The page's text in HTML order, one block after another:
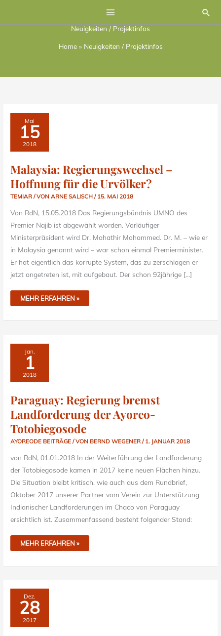
Neuigkeiten / Projektinfos
Home » Neuigkeiten / Projektinfos
Mai
15
2018
Malaysia: Regierungswechsel –
Hoffnung für die Urvölker?
TEMIAR / VONARNE SALISCH/ 15. MAI 2018
Von RdN, 15.05.2018 Das Regierungsbündnis UMNO des
Premier Najib ist abgewählt worden. Vorläufiger
Ministerpräsident wird Dr. Mahathir Mohammed. Dr. M. – wie er
in Malaysia genannt wird – war schon einmal Premierminister.
Er hat eigentlich das korrupte System, das zu zerschlagen er
jetzt angetreten ist, mit aufgebaut. Der schon 92jährige […]
MALAYSIA:
REGIERUNGSWECHSEL
–
HOFFNUNG
FÜR
DIE
URVÖLKER?
MEHR ERFAHREN »
Jan.
1
2018
Paraguay: Regierung bremst
Landforderung der Ayoreo-
Totobiegosode
AYOREODE BEITRÄGE / VON BERND WEGENER/ 1. JANUAR 2018
von RdN, 01.01.2018 In der Weiterführung der Landforderung
der Totobiegosode kamen in 2017 keine neuen Flächen hinzu.
Die Situation bleibt kritisch, wie auch aus dem Rundbrief,
Oktober 2017 unserer Partner vom Verein zur Unterstützung
Indianischer Landforderungen im Chaco von Paraguay
ersichtlich ist. Zusammenfassend besteht folgender Stand:
PARAGUAY:
REGIERUNG
BREMST
DER
AYOREO-
TOTOBIEGOSODE
MEHR ERFAHREN »
Dez.
28
2017
MALAYSIA:
JAH
HUT
KLAGEN
IHRE
LANDRECHTE
EIN!